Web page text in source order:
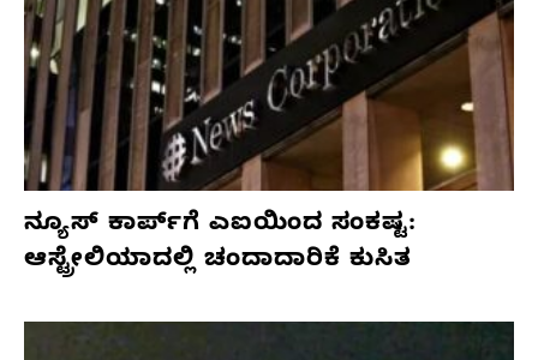
ನ್ಯೂಸ್ ಕಾರ್ಪ್‌ಗೆ ಎಐಯಿಂದ ಸಂಕಷ್ಟ:
ಆಸ್ಟ್ರೇಲಿಯಾದಲ್ಲಿ ಚಂದಾದಾರಿಕೆ ಕುಸಿತ